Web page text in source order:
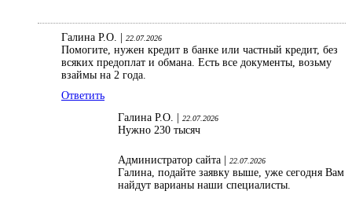
Галина Р.О. | 22.07.2026
Помогите, нужен кредит в банке или частный кредит, без
всяких предоплат и обмана. Есть все документы, возьму
взаймы на 2 года.
Ответить
Галина Р.О. |
22.07.2026
Нужно 230 тысяч
Администратор сайта | 22.07.2026
Галина, подайте заявку выше, уже сегодня Вам
найдут варианы наши специалисты.